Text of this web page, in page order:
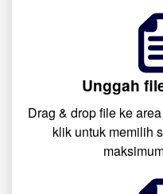
Unggah
Drag & drop file ke
klik untuk memilih